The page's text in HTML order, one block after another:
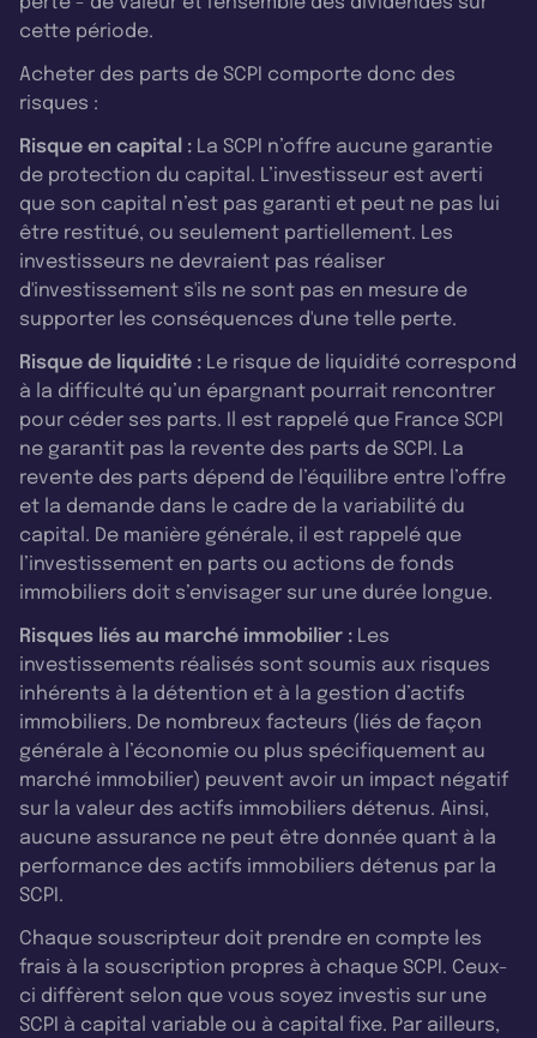
cette période.
Acheter des parts de SCPI comporte donc des
risques :
Risque en capital : La SCPI n’offre aucune garantie
de protection du capital. L’investisseur est averti
que son capital n’est pas garanti et peut ne pas lui
être restitué, ou seulement partiellement. Les
investisseurs ne devraient pas réaliser
d'investissement s'ils ne sont pas en mesure de
supporter les conséquences d'une telle perte.
Risque de liquidité : Le risque de liquidité correspond
à la difficulté qu’un épargnant pourrait rencontrer
pour céder ses parts. Il est rappelé que France SCPI
ne garantit pas la revente des parts de SCPI. La
revente des parts dépend de l’équilibre entre l’offre
et la demande dans le cadre de la variabilité du
capital. De manière générale, il est rappelé que
l’investissement en parts ou actions de fonds
immobiliers doit s’envisager sur une durée longue.
Risques liés au marché immobilier : Les
investissements réalisés sont soumis aux risques
inhérents à la détention et à la gestion d’actifs
immobiliers. De nombreux facteurs (liés de façon
générale à l’économie ou plus spécifiquement au
marché immobilier) peuvent avoir un impact négatif
sur la valeur des actifs immobiliers détenus. Ainsi,
aucune assurance ne peut être donnée quant à la
performance des actifs immobiliers détenus par la
SCPI.
Chaque souscripteur doit prendre en compte les
frais à la souscription propres à chaque SCPI. Ceux-
ci diffèrent selon que vous soyez investis sur une
SCPI à capital variable ou à capital fixe. Par ailleurs,